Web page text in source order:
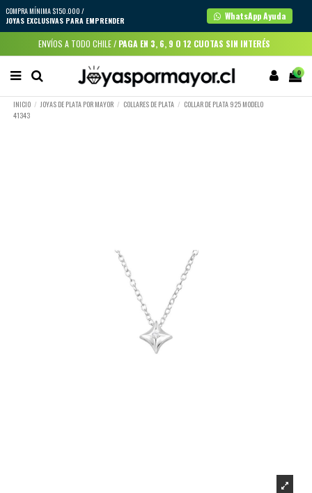
COMPRA MÍNIMA $150.000 /
JOYAS EXCLUSIVAS PARA EMPRENDER
WhatsApp Ayuda
ENVÍOS A TODO CHILE / PAGA EN 3, 6, 9 O 12 CUOTAS SIN INTERÉS
0
INICIO JOYAS DE PLATA POR MAYOR COLLARES DE PLATA
COLLAR DE PLATA 925 MODELO
41343